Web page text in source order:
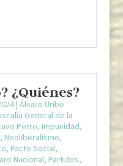
¿Quiénes?
| Álvaro Uribe
General de la
Petro, Impunidad,
, Neoliberalismo,
, Pacto Social,
Nacional, Partidos,